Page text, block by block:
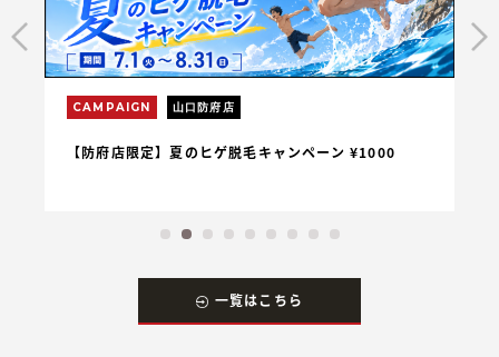
CAMPAIGN 山口防府店
【防府店限定】夏のヒゲ脱毛キャンペーン ¥1000
一覧はこちら